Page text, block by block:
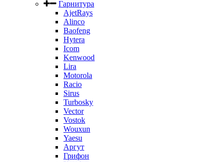
Гарнитура
AjetRays
Alinco
Baofeng
Hytera
Icom
Kenwood
Lira
Motorola
Racio
Sirus
Turbosky
Vector
Vostok
Wouxun
Yaesu
Аргут
Грифон